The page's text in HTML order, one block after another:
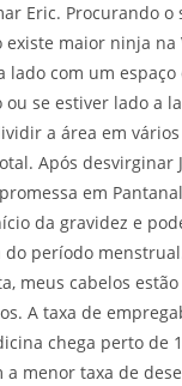
Eric. Procurando
existe maior ninja na
lado com um
se estiver lado a
a área em
Após desvirginar
em
da gravidez e
período
meus cabelos estão
A taxa de
chega perto de
a menor taxa de